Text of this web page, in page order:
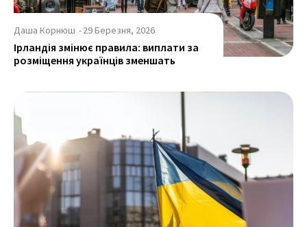
Даша Корнюш -29 Березня, 2026
Ірландія змінює правила: виплати за
розміщення українців зменшать